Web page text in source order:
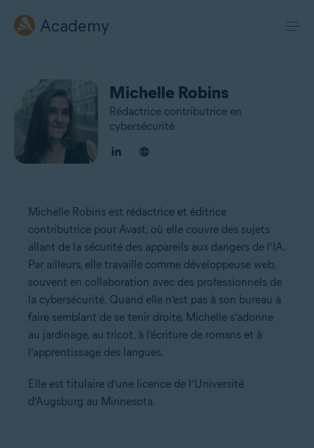
Academy
Michelle Robins
Rédactrice contributrice en
cybersécurité
Michelle Robins est rédactrice et éditrice
contributrice pour Avast, où elle couvre des sujets
allant de la sécurité des appareils aux dangers de l’IA.
Par ailleurs, elle travaille comme développeuse web,
souvent en collaboration avec des professionnels de
la cybersécurité. Quand elle n’est pas à son bureau à
faire semblant de se tenir droite, Michelle s’adonne
au jardinage, au tricot, à l’écriture de romans et à
l’apprentissage des langues.
Elle est titulaire d’une licence de l’Université
d’Augsburg au Minnesota.